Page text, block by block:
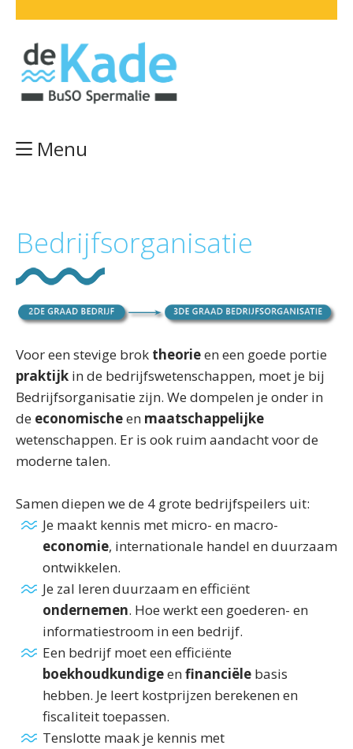
Menu
Bedrijfsorganisatie
Voor een stevige brok theorieen een goede portie
praktijk in de bedrijfswetenschappen, moet je bij
Bedrijfsorganisatie zijn. We dompelen je onder in
de economischeen maatschappelijke
wetenschappen. Er is ook ruim aandacht voor de
moderne talen.
Samen diepen we de 4 grote bedrijfspeilers uit:
Je maakt kennis met micro- en macro-
economie, internationale handel en duurzaam
ontwikkelen.
Je zal leren duurzaam en efficiënt
ondernemen. Hoe werkt een goederen- en
informatiestroom in een bedrijf.
Een bedrijf moet een efficiënte
boekhoudkundigeenfinanciële basis
hebben. Je leert kostprijzen berekenen en
fiscaliteit toepassen.
Tenslotte maak je kennis met